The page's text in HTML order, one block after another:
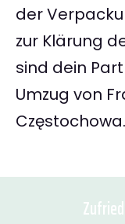
der
zur Klärung
sind dein
Umzug von
Częstochowa.